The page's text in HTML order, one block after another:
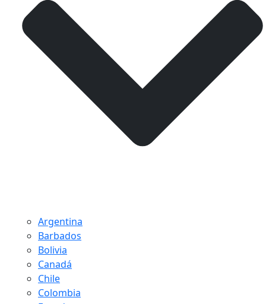
Argentina
Barbados
Bolivia
Canadá
Chile
Colombia